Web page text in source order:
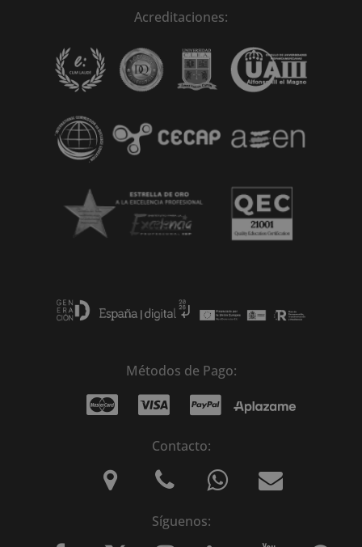
Acreditaciones:
Métodos de Pago:
Contacto:
Síguenos: